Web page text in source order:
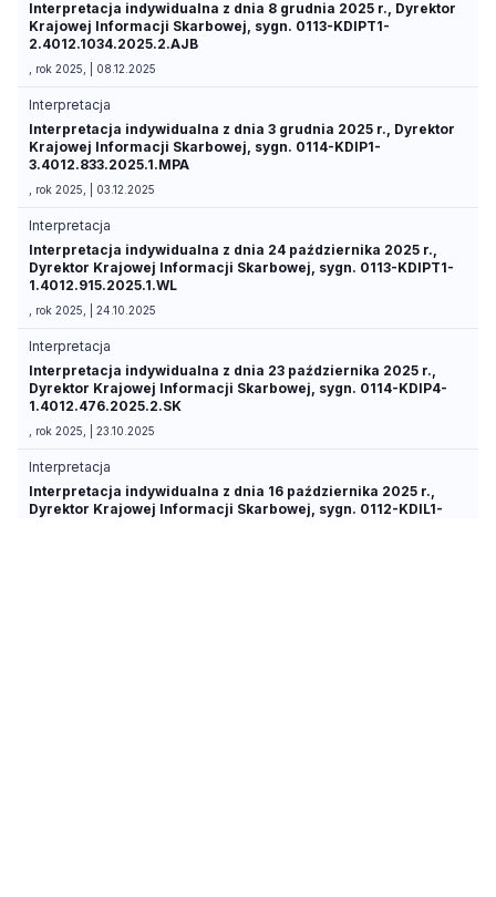
Interpretacja indywidualna z dnia 8 grudnia 2025 r., Dyrektor
Krajowej Informacji Skarbowej, sygn. 0113-KDIPT1-
2.4012.1034.2025.2.AJB
, rok 2025, | 08.12.2025
Interpretacja
Interpretacja indywidualna z dnia 3 grudnia 2025 r., Dyrektor
Krajowej Informacji Skarbowej, sygn. 0114-KDIP1-
3.4012.833.2025.1.MPA
, rok 2025, | 03.12.2025
Interpretacja
Interpretacja indywidualna z dnia 24 października 2025 r.,
Dyrektor Krajowej Informacji Skarbowej, sygn. 0113-KDIPT1-
1.4012.915.2025.1.WL
, rok 2025, | 24.10.2025
Interpretacja
Interpretacja indywidualna z dnia 23 października 2025 r.,
Dyrektor Krajowej Informacji Skarbowej, sygn. 0114-KDIP4-
1.4012.476.2025.2.SK
, rok 2025, | 23.10.2025
Interpretacja
Interpretacja indywidualna z dnia 16 października 2025 r.,
Dyrektor Krajowej Informacji Skarbowej, sygn. 0112-KDIL1-